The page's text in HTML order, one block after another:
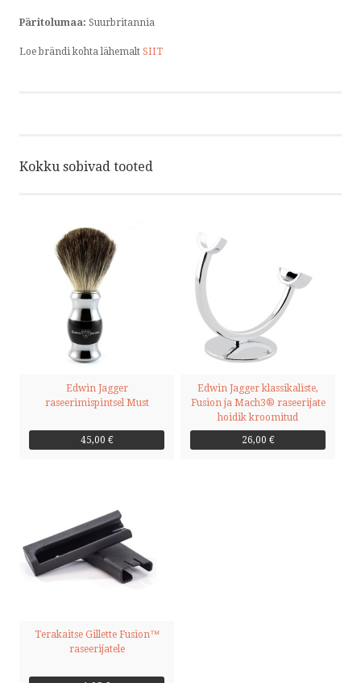
Päritolumaa: Suurbritannia
Loe brändi kohta lähemalt SIIT
Kokku sobivad tooted
Edwin Jagger
raseerimispintsel Must
45,00 €
Edwin Jagger klassikaliste,
Fusion ja Mach3® raseerijate
hoidik kroomitud
26,00 €
Terakaitse Gillette Fusion™
raseerijatele